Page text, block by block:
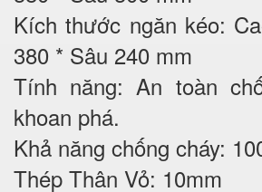
Kích thước ngăn kéo:
380 * Sâu 240 mm
Tính năng: An toàn
khoan phá.
Khả năng chống cháy:
Thép Thân Vỏ: 10mm